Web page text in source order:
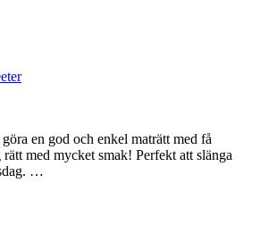
en god och enkel maträtt med få
med mycket smak! Perfekt att slänga
…